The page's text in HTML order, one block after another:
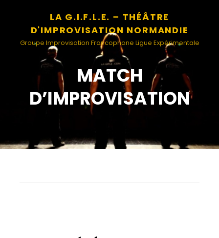
LA G.I.F.L.E. – THÉÂTRE
D'IMPROVISATION NORMANDIE
Groupe Improvisation Francophone Ligue Expérimentale
MATCH
D’IMPROVISATION